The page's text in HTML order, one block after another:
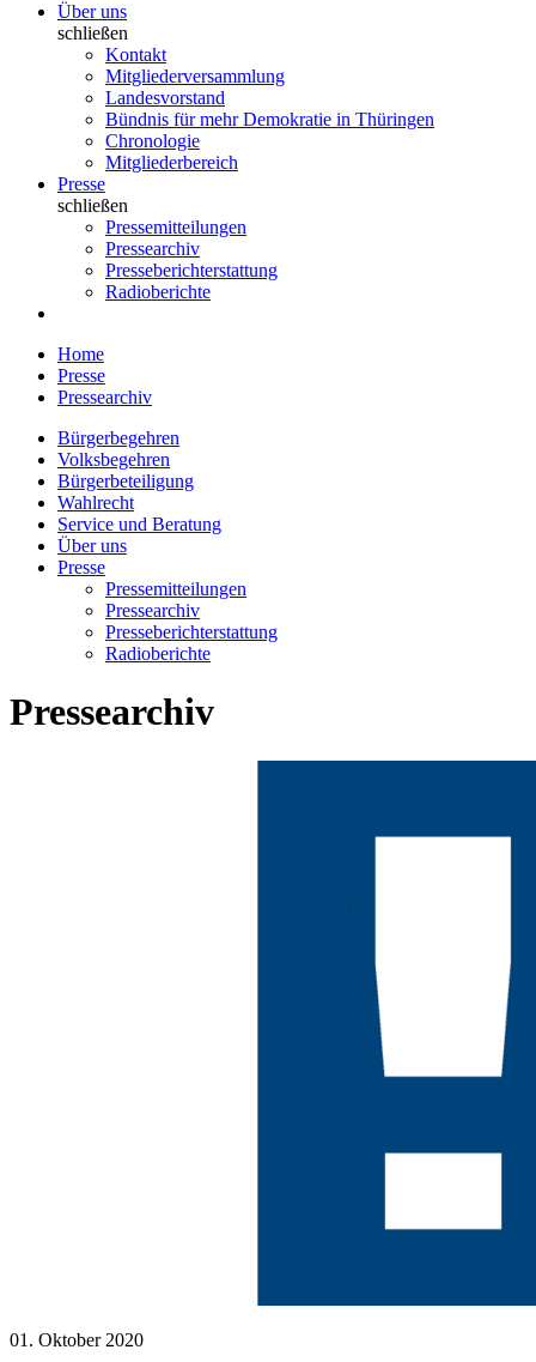
Über uns
schließen
Kontakt
Mitgliederversammlung
Landesvorstand
Bündnis für mehr Demokratie in Thüringen
Chronologie
Mitgliederbereich
Presse
schließen
Pressemitteilungen
Pressearchiv
Presseberichterstattung
Radioberichte
Home
Presse
Pressearchiv
Bürgerbegehren
Volksbegehren
Bürgerbeteiligung
Wahlrecht
Service und Beratung
Über uns
Presse
Pressemitteilungen
Pressearchiv
Presseberichterstattung
Radioberichte
Pressearchiv
01. Oktober 2020